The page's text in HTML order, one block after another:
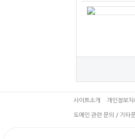
사이트소개 개인정보처
도메인 관련 문의 / 기타